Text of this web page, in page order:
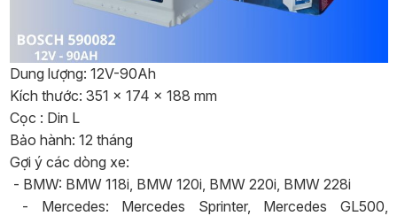
Dung lượng: 12V-90Ah
Kích thước: 351 x 174 x 188 mm
Cọc : Din L
Bảo hành: 12 tháng
Gợi ý các dòng xe:
- BMW: BMW 118i, BMW 120i, BMW 220i, BMW 228i
- Mercedes: Mercedes Sprinter, Mercedes GL500,